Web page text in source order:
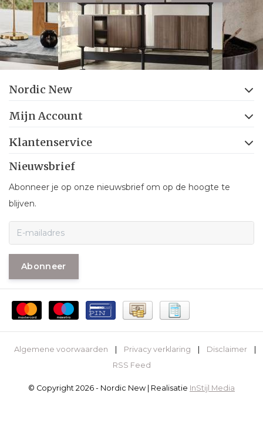
Nordic New
Mijn Account
Klantenservice
Nieuwsbrief
Abonneer je op onze nieuwsbrief om op de hoogte te
blijven.
Abonneer
Algemene voorwaarden Privacy verklaring Disclaimer
RSS Feed
© Copyright 2026 - Nordic New | Realisatie InStijl Media